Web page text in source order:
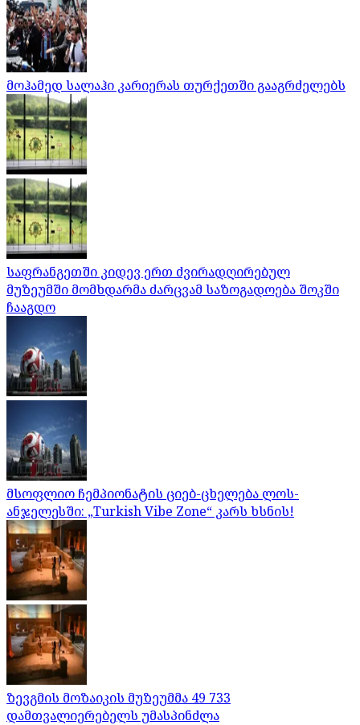
მოჰამედ სალაჰი კარიერას თურქეთში გააგრძელებს
საფრანგეთში კიდევ ერთ ძვირადღირებულ
მუზეუმში მომხდარმა ძარცვამ საზოგადოება შოკში
ჩააგდო
მსოფლიო ჩემპიონატის ციებ-ცხელება ლოს-
ანჯელესში: „Turkish Vibe Zone“ კარს ხსნის!
ზევგმის მოზაიკის მუზეუმმა 49 733
დამთვალიერებელს უმასპინძლა